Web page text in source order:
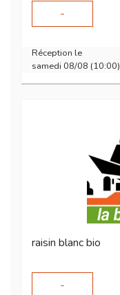
-
Réception le
samedi 08/08 (10:00)
raisin blanc bio
-